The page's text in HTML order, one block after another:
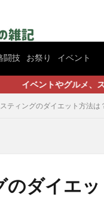
闘技 お祭り イベント
ルメ、スポーツなど心
ティングのダイエット方法は
のダイエ